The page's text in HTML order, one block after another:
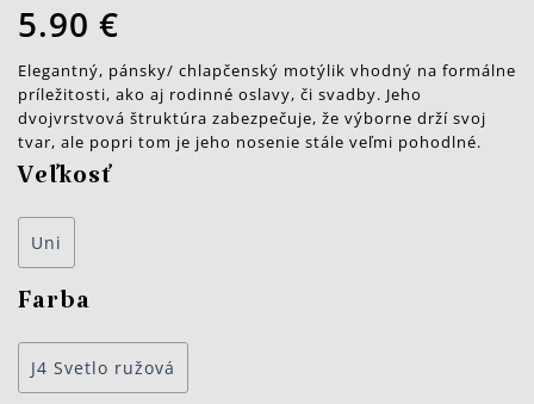
5.90 €
Elegantný, pánsky/ chlapčenský motýlik vhodný na formálne
príležitosti, ako aj rodinné oslavy, či svadby. Jeho
dvojvrstvová štruktúra zabezpečuje, že výborne drží svoj
tvar, ale popri tom je jeho nosenie stále veľmi pohodlné.
Veľkosť
Uni
Farba
J4 Svetlo ružová